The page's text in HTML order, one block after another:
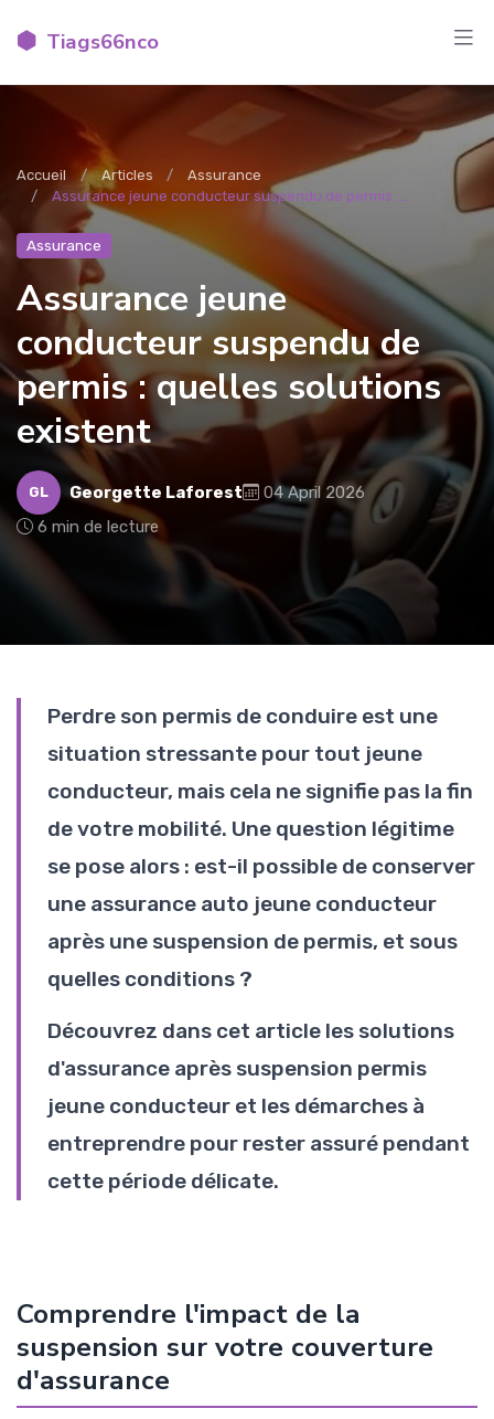
Tiags66nco
Accueil Articles
Assurance
Assurance jeune conducteur suspendu de permis :...
Assurance
Assurance jeune
conducteur suspendu de
permis : quelles solutions
existent
GL Georgette Laforest
04 April 2026
6 min de lecture
Perdre son permis de conduire est une
situation stressante pour tout jeune
conducteur, mais cela ne signifie pas la fin
de votre mobilité. Une question légitime
se pose alors : est-il possible de conserver
une assurance auto jeune conducteur
après une suspension de permis, et sous
quelles conditions ?
Découvrez dans cet article les solutions
d'assurance après suspension permis
jeune conducteur et les démarches à
entreprendre pour rester assuré pendant
cette période délicate.
Comprendre l'impact de la
suspension sur votre couverture
d'assurance